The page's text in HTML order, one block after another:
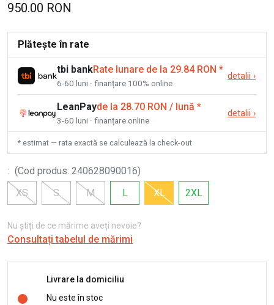
950.00 RON
Plătește în rate
tbi bankRate lunare de la 29.84 RON *
6-60 luni · finanțare 100% online
detalii ›
LeanPayde la 28.70 RON / lună *
3-60 luni · finanțare online
detalii ›
* estimat — rata exactă se calculează la check-out
: (Cod produs: 240628090016)
XS
S M L XL 2XL
Nu știți de ce mărime aveți nevoie?
Consultați tabelul de mărimi
Livrare la domiciliu
Nu este în stoc